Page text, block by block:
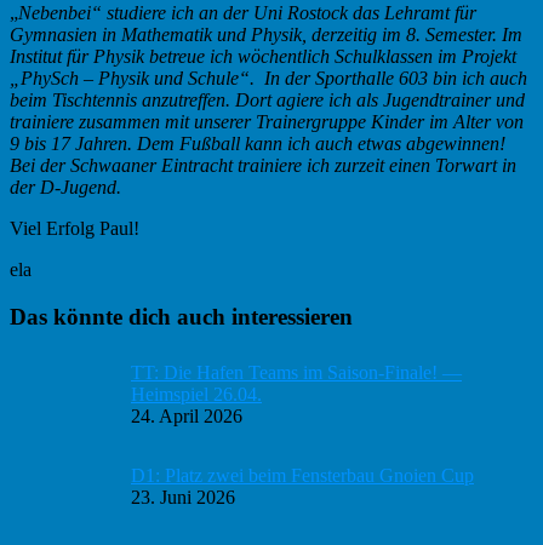
„Nebenbei“ studiere ich an der Uni Rostock das Lehramt für
Gymnasien in Mathematik und Physik, derzeitig im 8. Semester. Im
Institut für Physik betreue ich wöchentlich Schulklassen im Projekt
„PhySch – Physik und Schule“. In der Sporthalle 603 bin ich auch
beim Tischtennis anzutreffen. Dort agiere ich als Jugendtrainer und
trainiere zusammen mit unserer Trainergruppe Kinder im Alter von
9 bis 17 Jahren. Dem Fußball kann ich auch etwas abgewinnen!
Bei der Schwaaner Eintracht trainiere ich zurzeit einen Torwart in
der D-Jugend.
Viel Erfolg Paul!
ela
Haupt-
Das könnte dich auch interessieren
TT: Die Hafen Teams im Saison-Finale! —
Heimspiel 26.04.
24. April 2026
D1: Platz zwei beim Fensterbau Gnoien Cup
23. Juni 2026